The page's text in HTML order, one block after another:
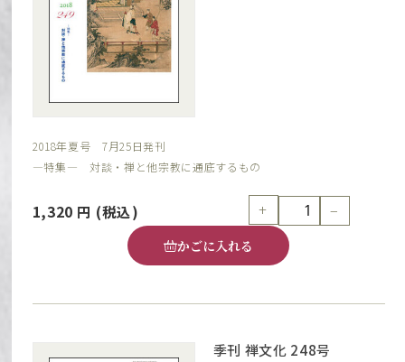
2018年夏号 7月25日発刊
―特集― 対談・禅と他宗教に通底するもの
1,320 円 (税込) + −
かごに入れる
季刊 禅文化 248号